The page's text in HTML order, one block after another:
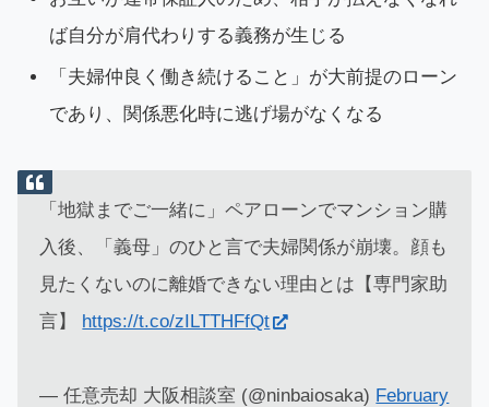
ば自分が肩代わりする義務が生じる
「夫婦仲良く働き続けること」が大前提のローン
であり、関係悪化時に逃げ場がなくなる
「地獄までご一緒に」ペアローンでマンション購
入後、「義母」のひと言で夫婦関係が崩壊。顔も
見たくないのに離婚できない理由とは【専門家助
言】 https://t.co/zILTTHFfQt
— 任意売却 大阪相談室 (@ninbaiosaka) February